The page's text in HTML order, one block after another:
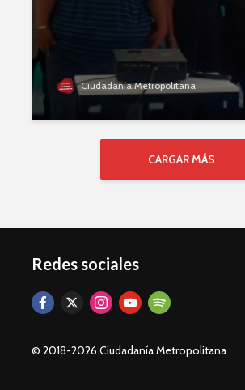
Ciudadanía Metropolitana
CARGAR MÁS
Redes sociales
© 2018-2026 Ciudadanía Metropolitana